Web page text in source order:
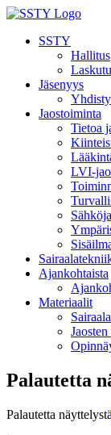
Skip
contentSSTY
Hallitus
Jäsenyys
Jaostoiminta
Tietoa
LVI-
Ajankohtaista
Materiaalit
Palautetta
Palautetta näyttelystä